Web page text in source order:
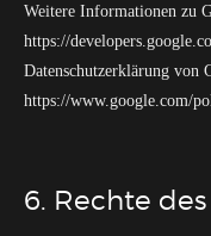
Weitere Informationen zu
https://
Datenschutzerklärung von
https://www.google.com/
6. Rechte